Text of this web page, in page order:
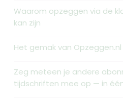
Waarom opzeggen via de
kan zijn
Het gemak van Opzeggen.nl
Zeg meteen je andere
tijdschriften mee op — in